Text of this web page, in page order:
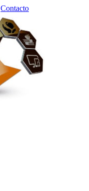
Contacto